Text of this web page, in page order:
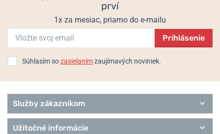
prví
1x za mesiac, priamo do e-mailu
Prihlásenie
Súhlasím sozasielanímzaujímavých noviniek.
Služby zákazníkom
Užitočné informácie